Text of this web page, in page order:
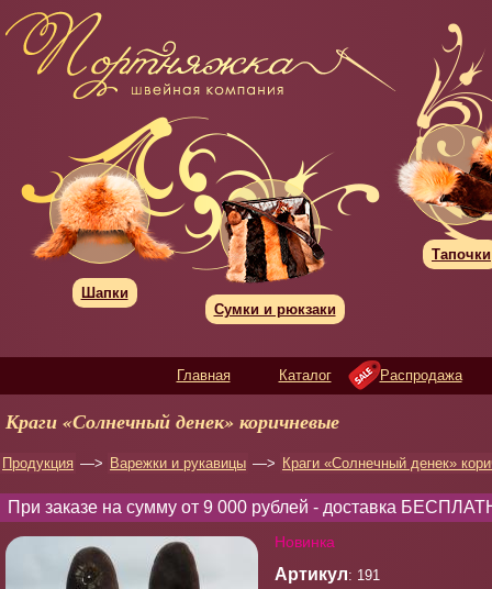
Шапки
Сумки и рюкзаки
Тапочки
Главная Каталог Распродажа
Краги «Солнечный денек» коричневые
Продукция —> Варежки и рукавицы —> Краги «Солнечный денек»
При заказе на сумму от 9 000 рублей - доставка
Новинка
Артикул: 191